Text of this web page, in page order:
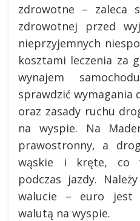
zdrowotne – zaleca
zdrowotnej przed
nieprzyjemnych
kosztami leczenia za
wynajem
sprawdzić wymagania
oraz zasady ruchu
na wyspie. Na
prawostronny, a
wąskie i kręte, co
podczas jazdy.
walucie – euro jest
walutą na wyspie.